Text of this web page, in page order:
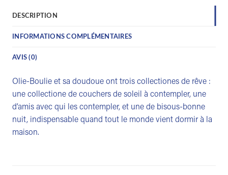
DESCRIPTION
INFORMATIONS COMPLÉMENTAIRES
AVIS (0)
Olie-Boulie et sa doudoue ont trois collectiones de rêve :
une collectione de couchers de soleil à contempler, une
d’amis avec qui les contempler, et une de bisous-bonne
nuit, indispensable quand tout le monde vient dormir à la
maison.